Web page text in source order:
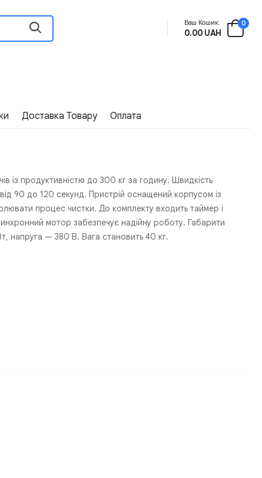
Ваш Кошик:
0.00 UAH
0
Доставка Товару Оплата
із продуктивністю до 300 кг за годину. Швидкість
90 до 120 секунд. Пристрій оснащений корпусом із
процес чистки. До комплекту входить таймер і
мотор забезпечує надійну роботу. Габарити
напруга — 380 В. Вага становить 40 кг.